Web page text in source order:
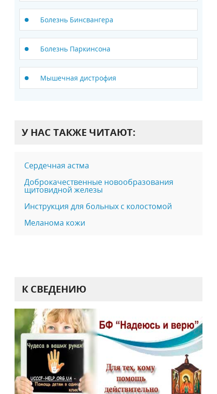
Болезнь Бинсвангера
Болезнь Паркинсона
Мышечная дистрофия
У НАС ТАКЖЕ ЧИТАЮТ:
Сердечная астма
Доброкачественные новообразования
щитовидной железы
Инструкция для больных с колостомой
Меланома кожи
К СВЕДЕНИЮ